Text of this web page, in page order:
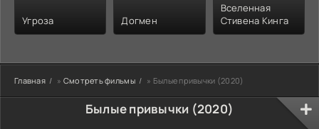
Угроза Догмен
Вселенная
Стивена Кинга
Главная » Смотреть фильмы » Былые привычки (2020)
Былые привычки (2020)